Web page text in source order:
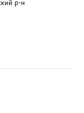
р-н